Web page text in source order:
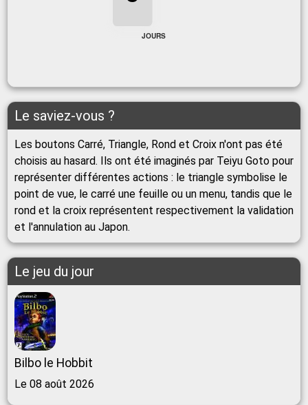
JOURS
Le saviez-vous ?
Les boutons Carré, Triangle, Rond et Croix n'ont pas été
choisis au hasard. Ils ont été imaginés par Teiyu Goto pour
représenter différentes actions : le triangle symbolise le
point de vue, le carré une feuille ou un menu, tandis que le
rond et la croix représentent respectivement la validation
et l'annulation au Japon.
Le jeu du jour
Bilbo le Hobbit
Le 08 août 2026